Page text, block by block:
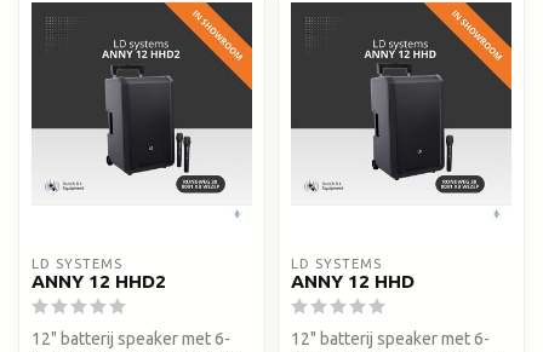
LD SYSTEMS
ANNY 12 HHD2
12" batterij speaker met 6-
LD SYSTEMS
ANNY 12 HHD
12" batterij speaker met 6-